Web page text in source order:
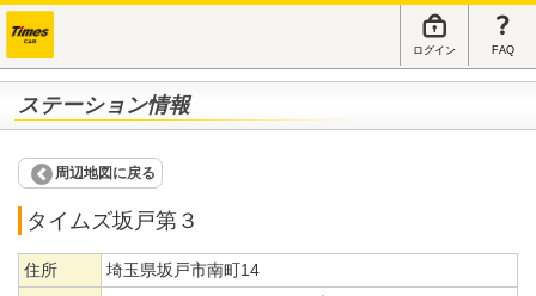
ログイン FAQ
ステーション情報
周辺地図に戻る
タイムズ坂戸第３
住所 埼玉県坂戸市南町14